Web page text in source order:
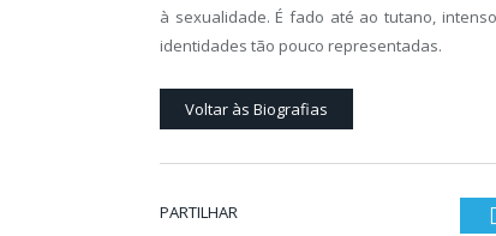
à sexualidade. É fado até ao tutano,
identidades tão pouco representadas.
Voltar às Biografias
PARTILHAR